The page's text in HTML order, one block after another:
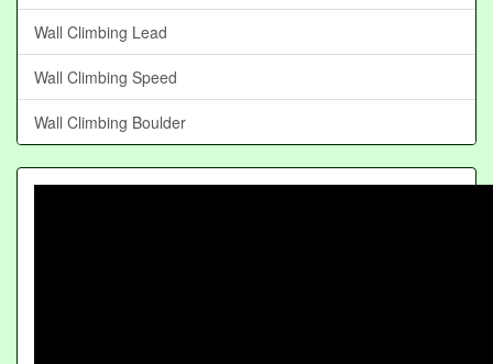
Wall Climbing Lead
Wall Climbing Speed
Wall Climbing Boulder